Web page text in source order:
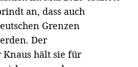
an, dass auch
Grenzen
Der
hält sie für